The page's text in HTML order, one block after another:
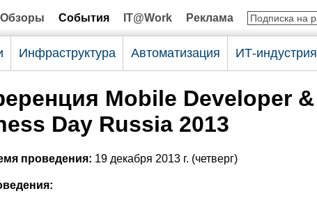
Обзоры События IT@Work Реклама
Инфраструктура Автоматизация ИТ-индустрия
Mobile Developer &
Day Russia 2013
проведения: 19 декабря 2013 г. (четверг)